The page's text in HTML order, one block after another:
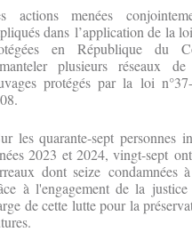
actions menées
dans l’application de la
en République du
plusieurs réseaux de
protégés par la loi
les quarante-sept personnes
2023 et 2024, vingt-sept
dont seize condamnées
à l'engagement de la
de cette lutte pour la